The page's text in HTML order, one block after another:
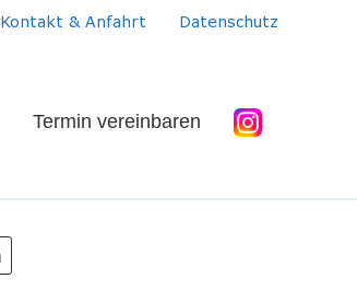
Kontakt & Anfahrt Datenschutz
Termin vereinbaren